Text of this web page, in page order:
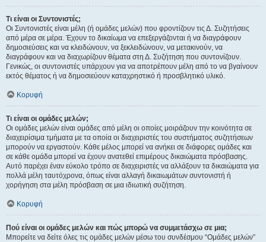
Τι είναι οι Συντονιστές;
Οι Συντονιστές είναι μέλη (ή ομάδες μελών) που φροντίζουν τις Δ. Συζητήσεις
από μέρα σε μέρα. Έχουν το δικαίωμα να επεξεργάζονται ή να διαγράφουν
δημοσιεύσεις και να κλειδώνουν, να ξεκλειδώνουν, να μετακινούν, να
διαγράφουν και να διαχωρίζουν θέματα στη Δ. Συζήτηση που συντονίζουν.
Γενικώς, οι συντονιστές υπάρχουν για να αποτρέπουν μέλη από το να βγαίνουν
εκτός θέματος ή να δημοσιεύουν καταχρηστικό ή προσβλητικό υλικό.
Κορυφή
Τι είναι οι ομάδες μελών;
Οι ομάδες μελών είναι ομάδες από μέλη οι οποίες μοιράζουν την κοινότητα σε
διαχειρίσιμα τμήματα με τα οποία οι διαχειριστές του συστήματος συζητήσεων
μπορούν να εργαστούν. Κάθε μέλος μπορεί να ανήκει σε διάφορες ομάδες και
σε κάθε ομάδα μπορεί να έχουν ανατεθεί επιμέρους δικαιώματα πρόσβασης.
Αυτό παρέχει έναν εύκολο τρόπο σε διαχειριστές να αλλάξουν τα δικαιώματα για
πολλά μέλη ταυτόχρονα, όπως είναι αλλαγή δικαιωμάτων συντονιστή ή
χορήγηση στα μέλη πρόσβαση σε μια ιδιωτική συζήτηση.
Κορυφή
Πού είναι οι ομάδες μελών και πώς μπορώ να συμμετάσχω σε μια;
Μπορείτε να δείτε όλες τις ομάδες μελών μέσω του συνδέσμου “Ομάδες μελών”